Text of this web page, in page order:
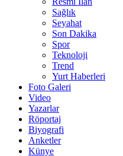
Sağlık
Seyahat
Son Dakika
Spor
Teknoloji
Trend
Yurt Haberleri
Foto Galeri
Video
Yazarlar
Röportaj
Biyografi
Anketler
Künye